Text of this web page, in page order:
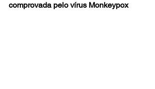
comprovada pelo vírus Monkeypox